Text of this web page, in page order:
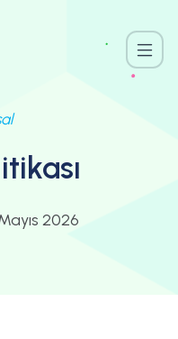
2026